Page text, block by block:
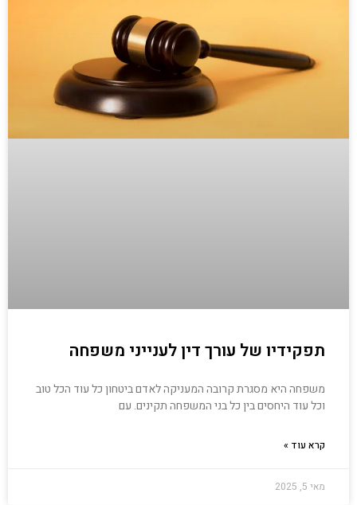
תפקידיו של עורך דין לענייני משפחה
משפחה היא מסגרת קרובה המעניקה לאדם ביטחון כל עוד הכל טוב
וכל עוד היחסים בין כל בני המשפחה תקינים. עם
קרא עוד »
מאי 5, 2025